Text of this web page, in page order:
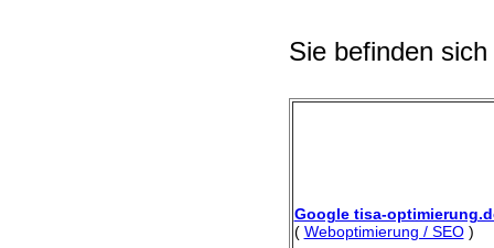
Sie befinden
Google tisa-
( Weboptimierung / SEO)